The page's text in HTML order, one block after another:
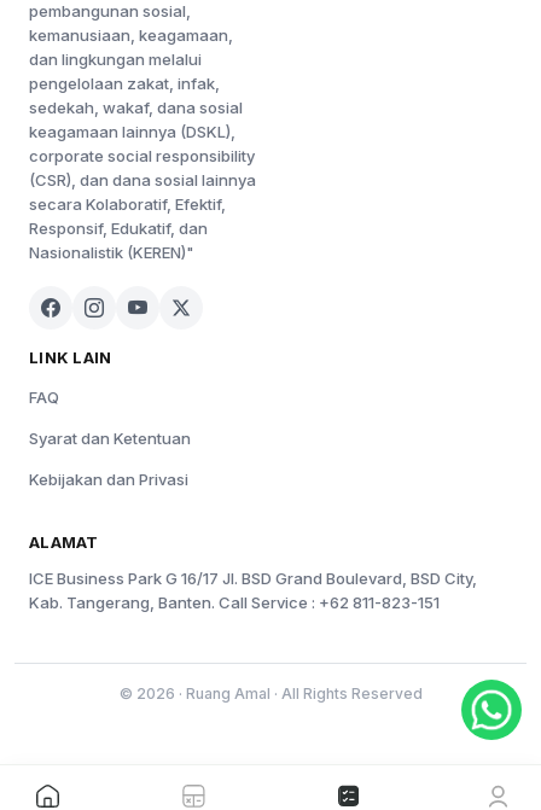
pembangunan sosial,
kemanusiaan, keagamaan,
dan lingkungan melalui
pengelolaan zakat, infak,
sedekah, wakaf, dana sosial
keagamaan lainnya (DSKL),
corporate social responsibility
(CSR), dan dana sosial lainnya
secara Kolaboratif, Efektif,
Responsif, Edukatif, dan
Nasionalistik (KEREN)"
LINK LAIN
FAQ
Syarat dan Ketentuan
Kebijakan dan Privasi
ALAMAT
ICE Business Park G 16/17 Jl. BSD Grand Boulevard, BSD City,
Kab. Tangerang, Banten. Call Service : +62 811-823-151
© 2026 · Ruang Amal · All Rights Reserved